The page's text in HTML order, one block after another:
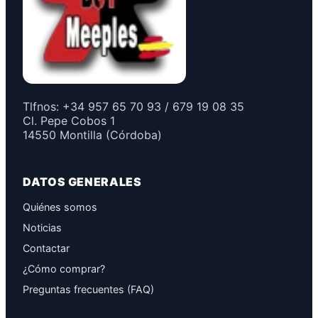
Tlfnos: +34 957 65 70 93 / 679 19 08 35
Cl. Pepe Cobos 1
14550 Montilla (Córdoba)
DATOS GENERALES
Quiénes somos
Noticias
Contactar
¿Cómo comprar?
Preguntas frecuentes (FAQ)